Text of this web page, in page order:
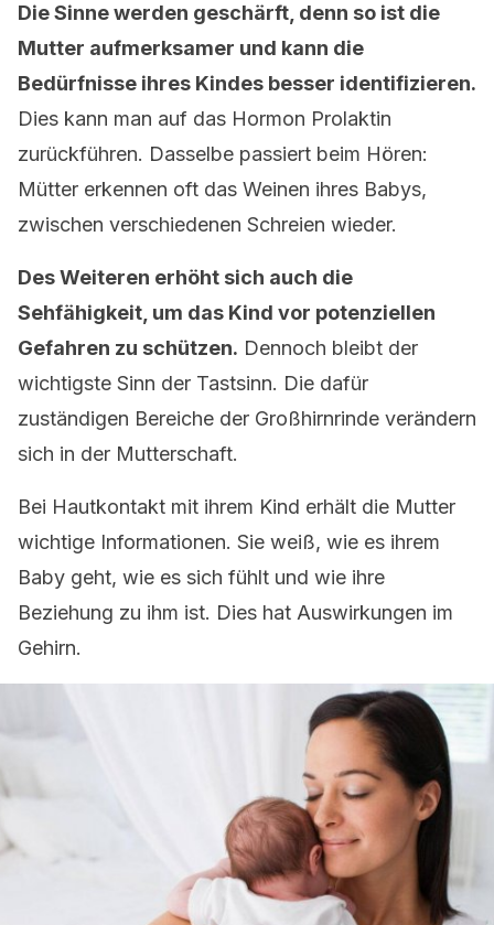
Die Sinne werden geschärft, denn so ist die
Mutter aufmerksamer und kann die
Bedürfnisse ihres Kindes besser identifizieren.
Dies kann man auf das Hormon Prolaktin
zurückführen. Dasselbe passiert beim Hören:
Mütter erkennen oft das Weinen ihres Babys,
zwischen verschiedenen Schreien wieder.
Des Weiteren erhöht sich auch die
Sehfähigkeit, um das Kind vor potenziellen
Gefahren zu schützen. Dennoch bleibt der
wichtigste Sinn der Tastsinn. Die dafür
zuständigen Bereiche der Großhirnrinde verändern
sich in der Mutterschaft.
Bei Hautkontakt mit ihrem Kind erhält die Mutter
wichtige Informationen. Sie weiß, wie es ihrem
Baby geht, wie es sich fühlt und wie ihre
Beziehung zu ihm ist. Dies hat Auswirkungen im
Gehirn.